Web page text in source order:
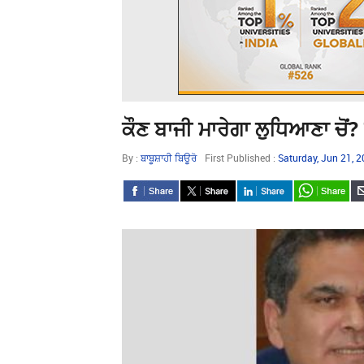
ਕੌਣ ਬਾਜੀ ਮਾਰੇਗਾ ਲੁਧਿਆਣਾ
By : ਬਾਬੂਸ਼ਾਹੀ ਬਿਊਰੋ First Published : Saturday, Jun 21,